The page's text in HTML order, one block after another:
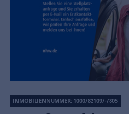
IMMOBILIENNUMMER: 1000/82109/-/805